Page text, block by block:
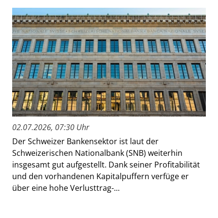
02.07.2026, 07:30 Uhr
Der Schweizer Bankensektor ist laut der
Schweizerischen Nationalbank (SNB) weiterhin
insgesamt gut aufgestellt. Dank seiner Profitabilität
und den vorhandenen Kapitalpuffern verfüge er
über eine hohe Verlusttrag-...